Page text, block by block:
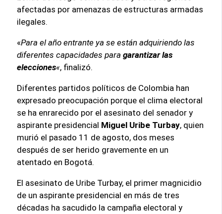
afectadas por amenazas de estructuras armadas
ilegales.
«Para el año entrante ya se están adquiriendo las
diferentes capacidades paragarantizar las
elecciones«, finalizó.
Diferentes partidos políticos de Colombia han
expresado preocupación porque el clima electoral
se ha enrarecido por el asesinato del senador y
aspirante presidencial Miguel Uribe Turbay, quien
murió el pasado 11 de agosto, dos meses
después de ser herido gravemente en un
atentado en Bogotá.
El asesinato de Uribe Turbay, el primer magnicidio
de un aspirante presidencial en más de tres
décadas ha sacudido la campaña electoral y